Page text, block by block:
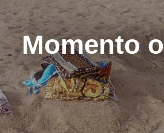
Momento